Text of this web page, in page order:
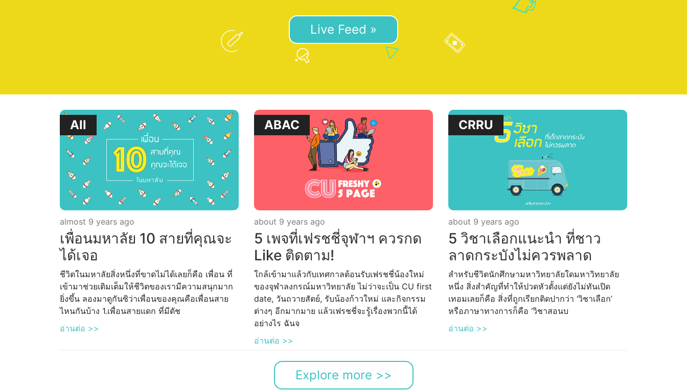
Live Feed »
All
almost 9 years ago
เพื่อนมหาลัย 10 สายที่คุณจะ
ได้เจอ
ชีวิตในมหาลัยสิ่งหนึ่งที่ขาดไม่ได้เลยก็คือ เพื่อน ที่
เข้ามาช่วยเติมเต็มให้ชีวิตของเรามีความสนุกมาก
ยิ่งขึ้น ลองมาดูกันซิว่าเพื่อนของคุณคือเพื่อนสาย
ไหนกันบ้าง 1.เพื่อนสายแดก ที่มีดัช
อ่านต่อ >>
ABAC
about 9 years ago
5 เพจที่เฟรชชี่จุฬาฯ ควรกด
Like ติดตาม!
ใกล้เข้ามาแล้วกับเทศกาลต้อนรับเฟรชชี่น้องใหม่
ของจุฬาลงกรณ์มหาวิทยาลัย ไม่ว่าจะเป็น CU first
date, วันถวายสัตย์, รับน้องก้าวใหม่ และกิจกรรม
ต่างๆ อีกมากมาย แล้วเฟรชชี่จะรู้เรื่องพวกนี้ได้
อย่างไร ฉันจ
อ่านต่อ >>
CRRU
about 9 years ago
5 วิชาเลือกแนะนำ ที่ชาว
ลาดกระบังไม่ควรพลาด
สำหรับชีวิตนักศึกษามหาวิทยาลัยใดมหาวิทยาลัย
หนึ่ง สิ่งสำคัญที่ทำให้ปวดหัวตั้งแต่ยังไม่ทันเปิด
เทอมเลยก็คือ สิ่งที่ถูกเรียกติดปากว่า ‘วิชาเลือก’
หรือภาษาทางการก็คือ ‘วิชาสอนบ
อ่านต่อ >>
Explore more >>